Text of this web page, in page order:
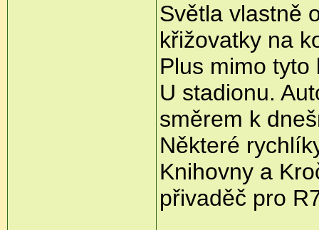
Světla vlastně
křižovatky na
Plus mimo
U stadionu.
směrem k
Některé
Knihovny a
přivaděč pro